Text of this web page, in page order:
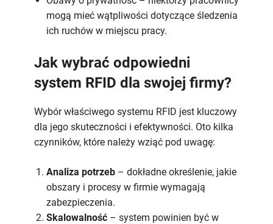
mogą mieć wątpliwości dotyczące śledzenia
ich ruchów w miejscu pracy.
Jak wybrać odpowiedni
system RFID dla swojej firmy?
Wybór właściwego systemu RFID jest kluczowy
dla jego skuteczności i efektywności. Oto kilka
czynników, które należy wziąć pod uwagę:
Analiza potrzeb – dokładne określenie, jakie
obszary i procesy w firmie wymagają
zabezpieczenia.
Skalowalność – system powinien być w